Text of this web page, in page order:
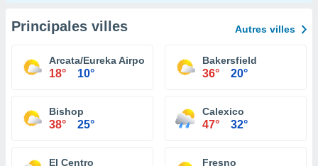
Principales villes Autres villes
Arcata/Eureka Airport
18° 10°
Bakersfield
36° 20°
Bishop
38° 25°
Calexico
47° 32°
El Centro Fresno